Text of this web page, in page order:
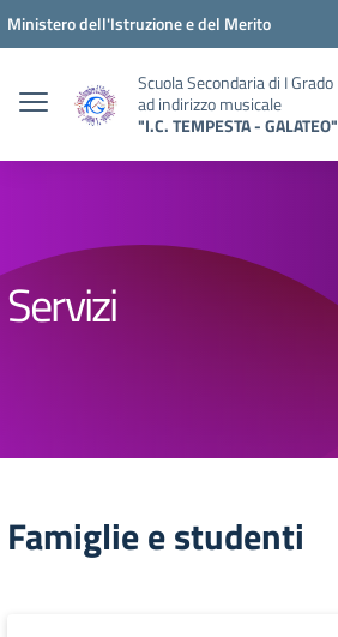
Vai ai contenuti
Vai al menu di navigazione
Vai al footer
Ministero dell'Istruzione e del Merito
Scuola Secondaria di I Grado
ad indirizzo musicale
"I.C. TEMPESTA - GALATEO"
Servizi
Famiglie e studenti